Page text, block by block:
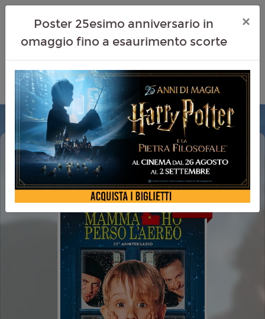
MAMMA, HO PERSO L'AEREO (HOME
ALONE)
Poster 25esimo anniversario in
omaggio fino a esaurimento scorte
×